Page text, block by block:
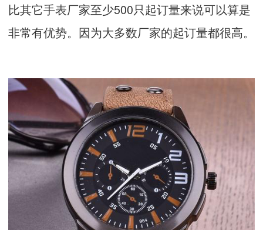
比其它手表厂家至少500只起订量来说可以算是
非常有优势。因为大多数厂家的起订量都很高。